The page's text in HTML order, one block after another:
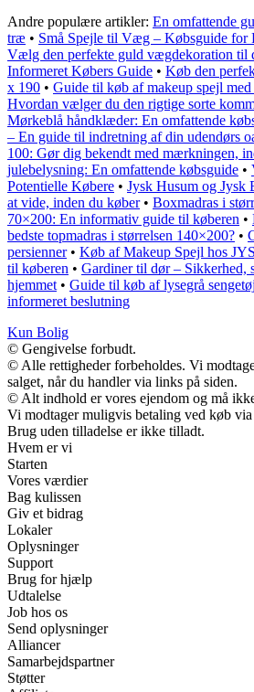
Andre populære artikler: En omfattende
træ • Små Spejle til Væg – Købsguide for
Vælg den perfekte guld vægdekoration til
Informeret Købers Guide • Køb den
x 190 • Guide til køb af makeup spejl
Hvordan vælger du den rigtige sorte
Mørkeblå håndklæder: En omfattende
– En guide til indretning af din udendørs
100: Gør dig bekendt med mærkningen,
julebelysning: En omfattende købsguide •
Potentielle Købere • Jysk Husum og Jysk
at vide, inden du køber• Boxmadras i
70×200: En informativ guide til køberen •
bedste topmadras i størrelsen 140×200? •
persienner• Køb af Makeup Spejl hos
til køberen • Gardiner til dør – Sikkerhed,
hjemmet • Guide til køb af lysegrå
informeret beslutning
Kun Bolig
© Gengivelse forbudt.
© Alle rettigheder forbeholdes. Vi
salget, når du handler via links på siden.
© Alt indhold er vores ejendom og må
Vi modtager muligvis betaling ved køb via
Brug uden tilladelse er ikke tilladt.
Hvem er vi
Starten
Vores værdier
Bag kulissen
Giv et bidrag
Lokaler
Oplysninger
Support
Brug for hjælp
Udtalelse
Job hos os
Send oplysninger
Alliancer
Samarbejdspartner
Støtter